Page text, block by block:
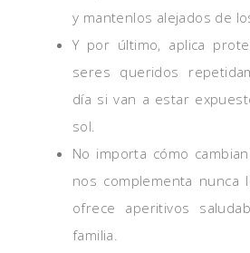
y mantenlos alejados de
Y por último, aplica
seres queridos
día si van a estar
sol.
No importa cómo
nos complementa nunca
ofrece aperitivos
familia.